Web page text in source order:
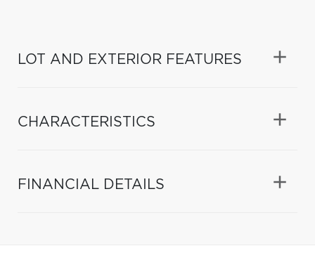
LOT AND EXTERIOR FEATURES
CHARACTERISTICS
FINANCIAL DETAILS